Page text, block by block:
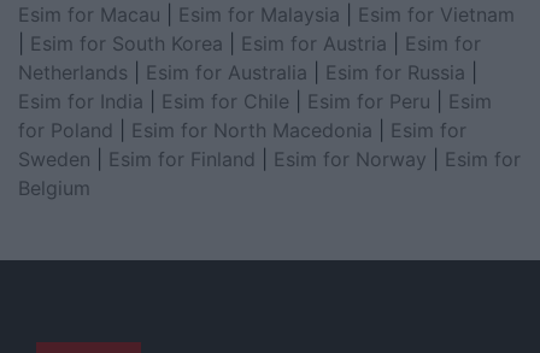
Esim for Macau
Esim for Malaysia
Esim for Vietnam
Esim for South Korea Esim for Austria
Esim for
Netherlands
Esim for Australia Esim for Russia
Esim for India
Esim for Chile Esim for Peru
Esim
for Poland
Esim for North Macedonia
Esim for
Sweden
Esim for Finland Esim for Norway
Esim for
Belgium